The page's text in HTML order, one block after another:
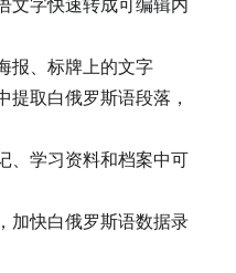
报、标牌上的文字
提取白俄罗斯语段落，
、学习资料和档案中可
加快白俄罗斯语数据录